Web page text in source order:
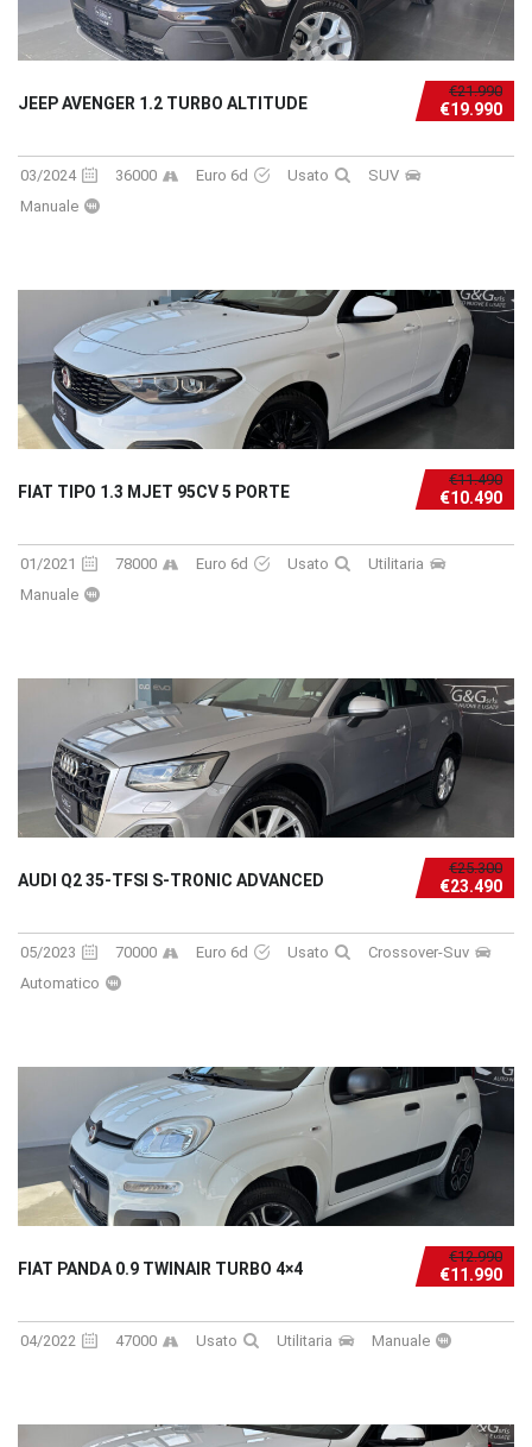
€21.990
€19.990
JEEP AVENGER 1.2 TURBO ALTITUDE
03/2024 36000 Euro 6d Usato
SUV
Manuale
€11.490
€10.490
FIAT TIPO 1.3 MJET 95CV 5 PORTE
01/2021 78000 Euro 6d Usato
Utilitaria
Manuale
€25.300
€23.490
AUDI Q2 35-TFSI S-TRONIC ADVANCED
05/2023 70000 Euro 6d Usato
Crossover-Suv
Automatico
€12.990
€11.990
FIAT PANDA 0.9 TWINAIR TURBO 4×4
04/2022 47000 Usato Utilitaria Manuale